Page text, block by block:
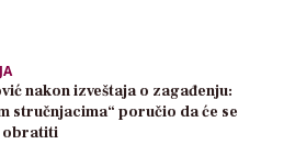
nakon izveštaja o zagađenju:
stručnjacima“ poručio da će se
obratiti